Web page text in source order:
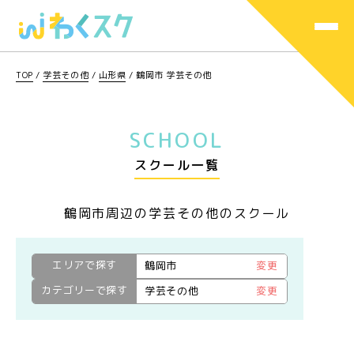
TOP / 学芸その他 / 山形県 /鶴岡市 学芸その他
SCHOOL
スクール一覧
鶴岡市周辺の学芸その他のスクール
エリアで探す 鶴岡市
変更
カテゴリーで探す
学芸その他 変更